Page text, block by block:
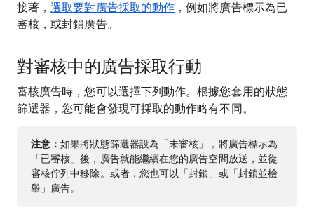
接著，選取要對廣告採取的動作 ，例如將廣告標示為已
審核，或封鎖廣告。
對審核中的廣告採取行動
審核廣告時，您可以選擇下列動作。根據您套用的狀態
篩選器，您可能會發現可採取的動作略有不同。
注意：如果將狀態篩選器設為「未審核」，將廣告標示為
「已審核」後，廣告就能繼續在您的廣告空間放送，並從
審核佇列中移除。或者，您也可以「封鎖」或「封鎖並檢
舉」廣告。